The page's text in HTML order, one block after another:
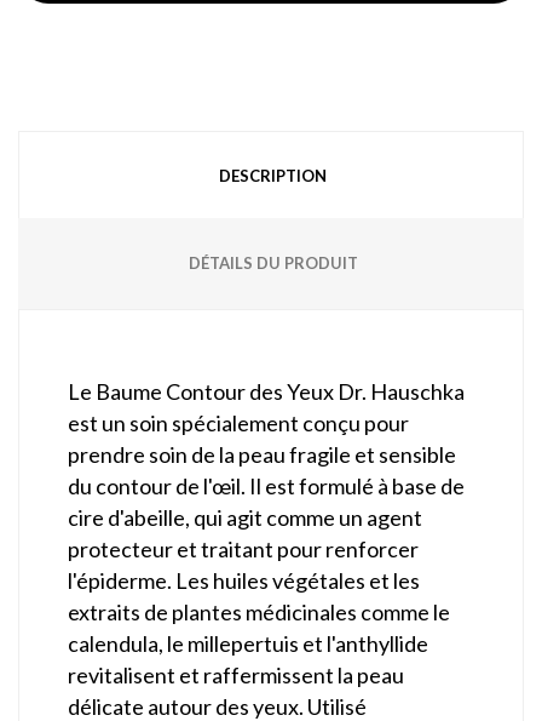
DESCRIPTION
DÉTAILS DU PRODUIT
Le Baume Contour des Yeux Dr. Hauschka
est un soin spécialement conçu pour
prendre soin de la peau fragile et sensible
du contour de l'œil. Il est formulé à base de
cire d'abeille, qui agit comme un agent
protecteur et traitant pour renforcer
l'épiderme. Les huiles végétales et les
extraits de plantes médicinales comme le
calendula, le millepertuis et l'anthyllide
revitalisent et raffermissent la peau
délicate autour des yeux. Utilisé